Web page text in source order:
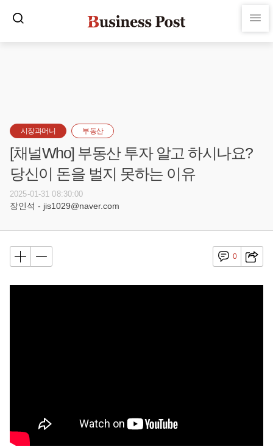
시장과머니 부동산
[채널Who] 부동산 투자 알고 하시나요?
당신이 돈을 벌지 못하는 이유
2025-01-31 08:30:00
장인석 - jis1029@naver.com
0